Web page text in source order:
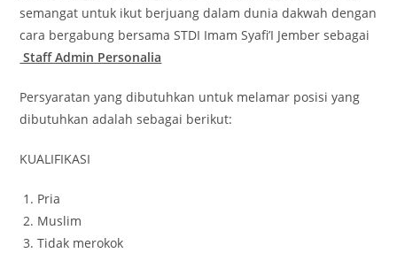
semangat untuk ikut berjuang dalam dunia dakwah dengan
cara bergabung bersama STDI Imam Syafi’I Jember sebagai
Staff Admin Personalia
Persyaratan yang dibutuhkan untuk melamar posisi yang
dibutuhkan adalah sebagai berikut:
KUALIFIKASI
Pria
Muslim
Tidak merokok